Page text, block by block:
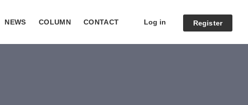
NEWS COLUMN CONTACT Log in Register